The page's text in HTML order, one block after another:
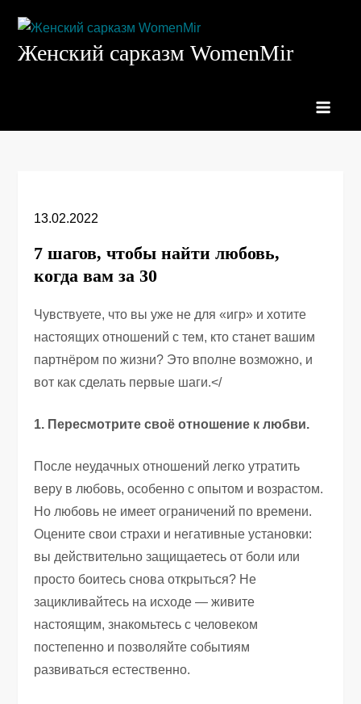
содержимому
Женский сарказм WomenMir
13.02.2022
7 шагов, чтобы найти любовь,
когда вам за 30
Чувствуете, что вы уже не для «игр» и хотите
настоящих отношений с тем, кто станет вашим
партнёром по жизни? Это вполне возможно, и
вот как сделать первые шаги.</
1. Пересмотрите своё отношение к любви.
После неудачных отношений легко утратить
веру в любовь, особенно с опытом и возрастом.
Но любовь не имеет ограничений по времени.
Оцените свои страхи и негативные установки:
вы действительно защищаетесь от боли или
просто боитесь снова открыться? Не
зацикливайтесь на исходе — живите
настоящим, знакомьтесь с человеком
постепенно и позволяйте событиям
развиваться естественно.